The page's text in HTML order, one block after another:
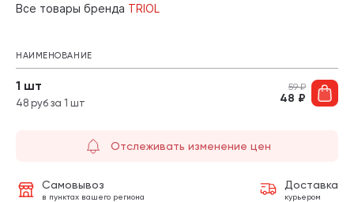
Все товары бренда TRIOL
НАИМЕНОВАНИЕ
1 шт
48 руб за 1 шт
59₽
48 ₽
Отслеживать изменение цен
Самовывоз
в пунктах вашего региона
Доставка
курьером